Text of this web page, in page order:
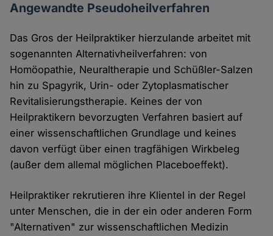
Angewandte Pseudoheilverfahren
Das Gros der Heilpraktiker hierzulande arbeitet mit
sogenannten Alternativheilverfahren: von
Homöopathie, Neuraltherapie und Schüßler-Salzen
hin zu Spagyrik, Urin- oder Zytoplasmatischer
Revitalisierungstherapie. Keines der von
Heilpraktikern bevorzugten Verfahren basiert auf
einer wissenschaftlichen Grundlage und keines
davon verfügt über einen tragfähigen Wirkbeleg
(außer dem allemal möglichen Placeboeffekt).
Heilpraktiker rekrutieren ihre Klientel in der Regel
unter Menschen, die in der ein oder anderen Form
"Alternativen" zur wissenschaftlichen Medizin